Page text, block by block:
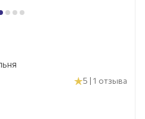
5 | 1 отзыва